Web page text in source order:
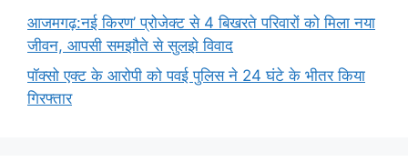
आजमगढ़:नई किरण’ प्रोजेक्ट से 4 बिखरते परिवारों को मिला नया
जीवन, आपसी समझौते से सुलझे विवाद
पॉक्सो एक्ट के आरोपी को पवई पुलिस ने 24 घंटे के भीतर किया
गिरफ्तार